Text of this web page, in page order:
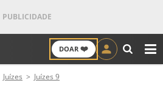
DOAR ❤️
Juízes Juízes 9